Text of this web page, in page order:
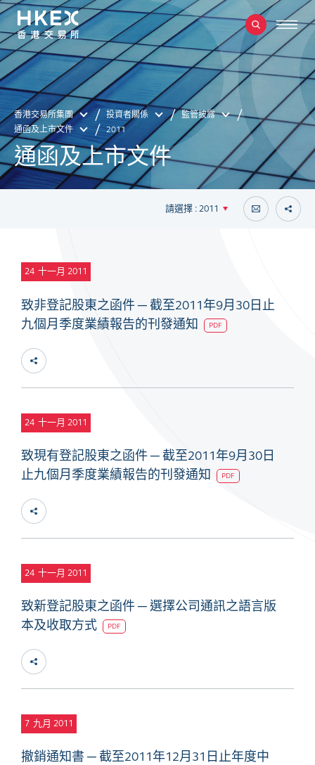
香港交易所集團 投資者關係
監管披露
通函及上市文件
2011
通函及上市文件
請選擇 : 2011
24 十一月 2011
致非登記股東之函件 ─ 截至2011年9月30日止
九個月季度業績報告的刊發通知
PDF
24 十一月 2011
致現有登記股東之函件 ─ 截至2011年9月30日
止九個月季度業績報告的刊發通知
PDF
24 十一月 2011
致新登記股東之函件 ─ 選擇公司通訊之語言版
本及收取方式
PDF
7 九月 2011
撤銷通知書 ─ 截至2011年12月31日止年度中